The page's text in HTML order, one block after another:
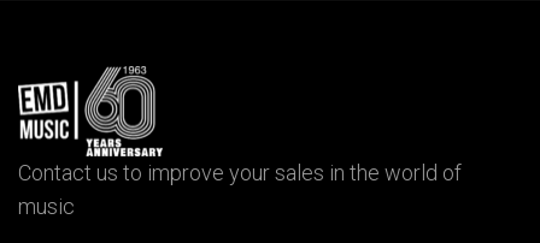
Contact us to improve your sales in the world of
music